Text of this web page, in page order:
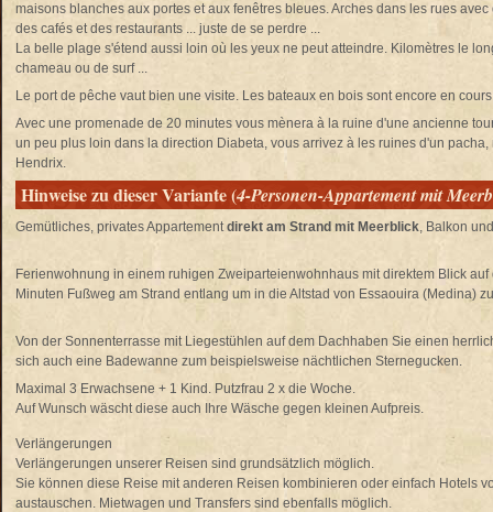
maisons blanches aux portes et aux fenêtres bleues. Arches dans les rues
des cafés et des restaurants ... juste de se perdre ...
La belle plage s'étend aussi loin où les yeux ne peut atteindre. Kilomètres le
chameau ou de surf ...
Le port de pêche vaut bien une visite. Les bateaux en bois sont encore en
Avec une promenade de 20 minutes vous mènera à la ruine d'une ancienne
un peu plus loin dans la direction Diabeta, vous arrivez à les ruines d'un
Hendrix.
Hinweise zu dieser Variante (4-Personen-Appartement mit
Gemütliches, privates Appartementdirekt am Strand mit Meerblick, Balkon
Ferienwohnung in einem ruhigen Zweiparteienwohnhaus mit direktem Blick
Minuten Fußweg am Strand entlang um in die Altstad von Essaouira (Medina)
Von der Sonnenterrasse mit Liegestühlen auf dem Dachhaben Sie einen
sich auch eine Badewanne zum beispielsweise nächtlichen Sternegucken.
Maximal 3 Erwachsene + 1 Kind. Putzfrau 2 x die Woche.
Auf Wunsch wäscht diese auch Ihre Wäsche gegen kleinen Aufpreis.
Verlängerungen
Verlängerungen unserer Reisen sind grundsätzlich möglich.
Sie können diese Reise mit anderen Reisen kombinieren oder einfach Hotels
austauschen. Mietwagen und Transfers sind ebenfalls möglich.